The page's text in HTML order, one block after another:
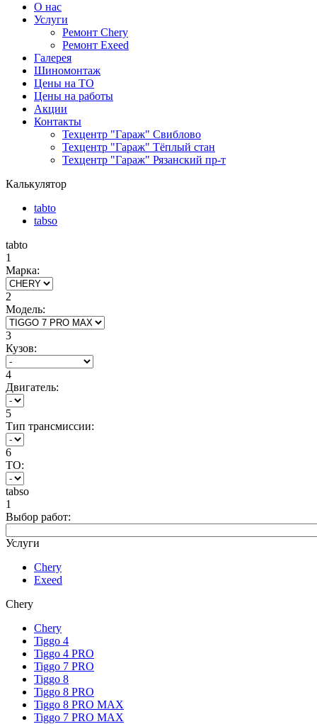
О нас
Услуги
Ремонт Chery
Ремонт Exeed
Галерея
Шиномонтаж
Цены на ТО
Цены на работы
Акции
Контакты
Техцентр "Гараж" Свиблово
Техцентр "Гараж" Тёплый стан
Техцентр "Гараж" Рязанский пр-т
Калькулятор
tabto
tabso
tabto
1
Марка:
2
Модель:
3
Кузов:
4
Двигатель:
5
Тип трансмиссии:
6
ТО:
tabso
1
Выбор работ:
Услуги
Chery
Exeed
Chery
Chery
Tiggo 4
Tiggo 4 PRO
Tiggo 7 PRO
Tiggo 8
Tiggo 8 PRO
Tiggo 8 PRO MAX
Tiggo 7 PRO MAX